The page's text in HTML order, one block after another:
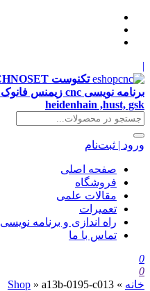
|
heidenhain ,hust, gsk
ورود | ثبت‌نام
صفحه اصلی
فروشگاه
مقالات علمی
تعمیرات
راه اندازی و برنامه نویسیCNC
تماس با ما
0
0
خانه »
Shop » a13b-0195-c013